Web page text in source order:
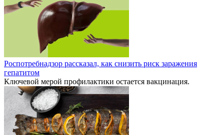
Роспотребнадзор рассказал, как снизить риск заражения
гепатитом
Ключевой мерой профилактики остается вакцинация.